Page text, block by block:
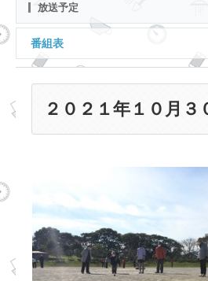
放送予定
番組表
２０２１年１０月３